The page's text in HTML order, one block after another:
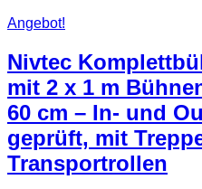
Angebot!
Nivtec
mit 2 x 1 m
60 cm – In- und
geprüft, mit
Transportrollen